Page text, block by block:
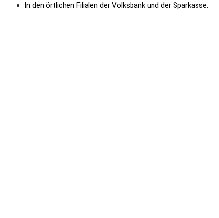
In den örtlichen Filialen der Volksbank und der Sparkasse.